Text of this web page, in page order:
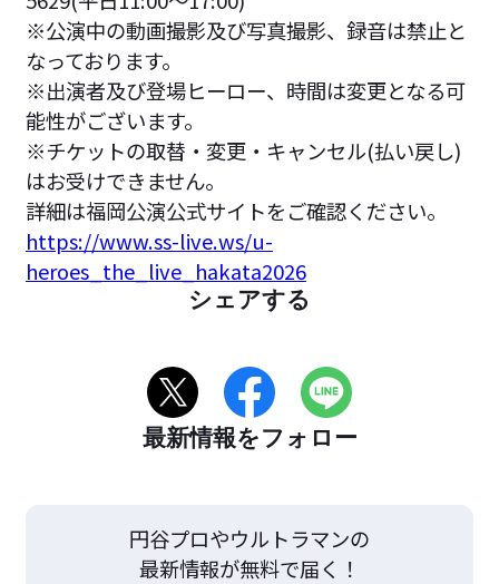
※公演中の動画撮影及び写真撮影、録音は禁止と
なっております。
※出演者及び登場ヒーロー、時間は変更となる可
能性がございます。
※チケットの取替・変更・キャンセル(払い戻し)
はお受けできません。
詳細は福岡公演公式サイトをご確認ください。
https://www.ss-live.ws/u-
heroes_the_live_hakata2026
シェアする
最新情報をフォロー
円谷プロやウルトラマンの
最新情報が無料で届く！